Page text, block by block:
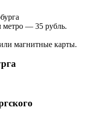
метро — 35 рубль.
магнитные карты.